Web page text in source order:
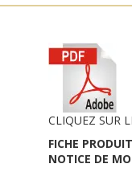
CLIQUEZ SUR
FICHE
NOTICE DE